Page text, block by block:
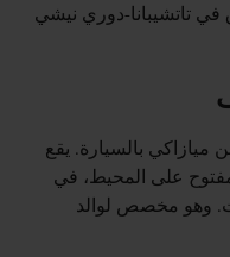
في تاتشيبانا-دوري نيشي
نحو 40 دقيقة من ميازاكي بالسيارة. يقع
على المحيط، في
وهو مخصص لوالد